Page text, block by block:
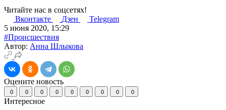
Читайте нас в соцсетях!
Вконтакте
Дзен
Telegram
5 июня 2020, 15:29
#Происшествия
Автор: Анна Шлыкова
Оцените новость
0 0 0 0 0 0 0 0 0
Интересное